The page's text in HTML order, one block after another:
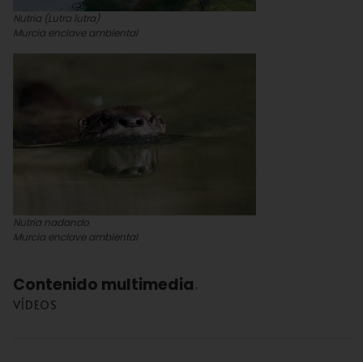
Nutria (Lutra lutra)
Murcia enclave ambiental
Nutria nadando
Murcia enclave ambiental
Contenido multimedia
VÍDEOS